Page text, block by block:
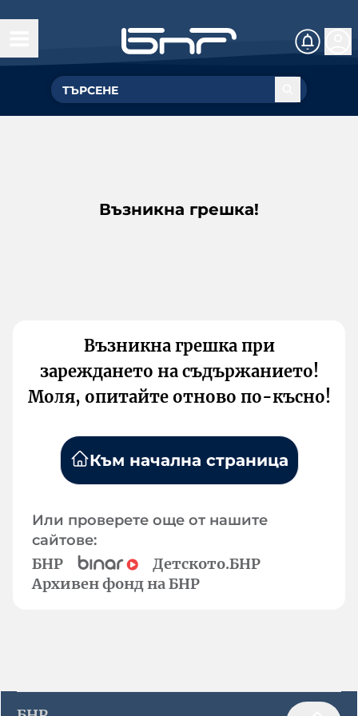
Възникна грешка!
Възникна грешка при
зареждането на съдържанието!
Моля, опитайте отново по-късно!
Към начална страница
Или проверете още от нашите
сайтове:
БНР
Детското.БНР
Архивен фонд на БНР